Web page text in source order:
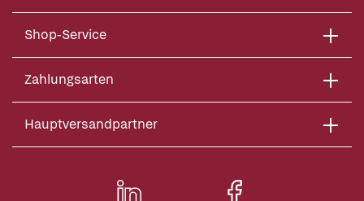
Shop-Service
Zahlungsarten
Hauptversandpartner